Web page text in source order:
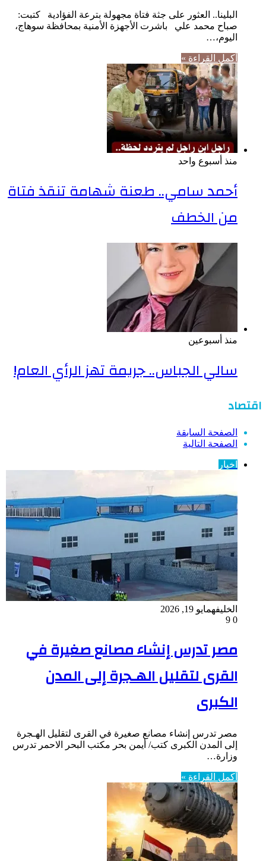
البلينا.. العثور على جثة فتاة مجهولة بترعة الفؤادية كتبت:
صباح محمد علي باشرت الأجهزة الأمنية بمحافظة سوهاج،
اليوم،…
أكمل القراءة »
منذ أسبوع واحد
أحمد سامي.. طعنة شهامة تنقذ فتاة
من الخطف
منذ أسبوعين
سالي الجباس.. جريمة تهز الرأي العام!
اقتصاد
الصفحة السابقة
الصفحة التالية
اخبار
الخليفهمايو 19, 2026
0
مصر تدرس إنشاء مصانع صغيرة في
القرى لتقليل الهـجرة إلى المدن
الكبرى
مصر تدرس إنشاء مصانع صغيرة في القرى لتقليل الهـجرة
إلى المدن الكبرى كتب/ أيمن بحر مكتب البحر الاحمر تدرس
وزارة…
أكمل القراءة »